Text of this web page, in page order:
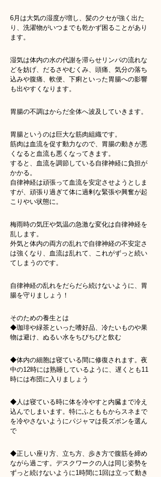
6月は大気の湿度が増し、髪のクセが強く出た
り、洗濯物がいつまでも乾かず困ることがあり
ます。
湿気は体内の水の代謝を滞らせリンパの流れな
どを妨げ、だるさやむくみ、頭痛、気分の落ち
込みや腹痛、軟便、下痢といった胃腸への影響
も出やすくなります。
胃腸の不調はからだ全体へ波及していきます。
胃腸というのは巨大な筋肉組織です。
筋肉は血流を促す動力なので、胃腸の動きが悪
くなると血流も悪くなってきます。
すると、血流を調節している自律神経に負担が
かかる。
自律神経は頑張って血流を安定させようとしま
すが、頑張り過ぎて体に過剰な緊張や興奮が起
こりやい状態に。
梅雨時の気圧や気温の急激な変化は自律神経を
乱します。
外気と体内の両方の乱れで自律神経の不安定さ
は強くなり、血流は乱れて、これがずっと続い
てしまうのです。
自律神経の乱れをだらだら続けないように、胃
腸を守りましょう！
そのための養生とは
◆珈琲や緑茶といった嗜好品、冷たいものや果
物は避け、ぬるい水をちびちびと飲む
◆体内の細胞は寝ている間に修復されます。夜
中の12時には熟睡しているように、遅くとも11
時には布団に入りましょう
◆人は寝ている時に体を冷やすと内臓まで冷え
込んでしまいます。特にふとももからスネまで
を冷やさないようにパジャマは長ズボンを選ん
で
◆正しい座り方、立ち方、歩き方で腹筋を締め
ながら過ごす。デスクワークの人は同じ姿勢を
ずっと続けないように1時間に1回は立って動き